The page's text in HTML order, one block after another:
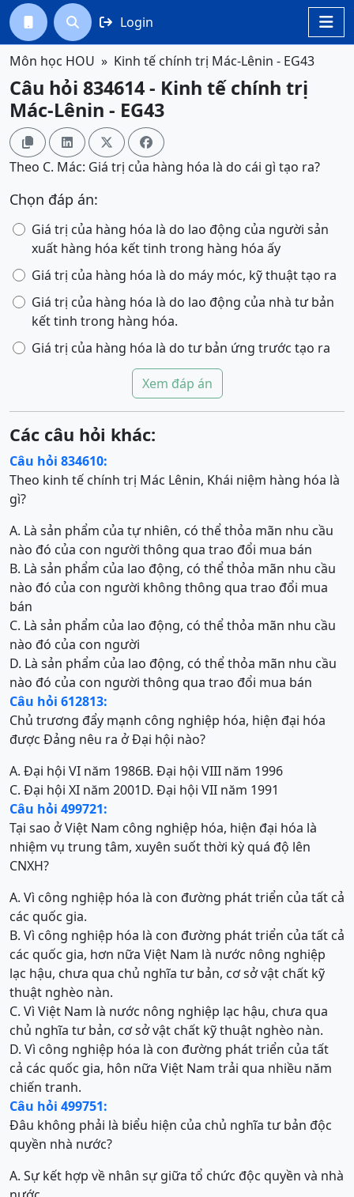

  Login
Môn học HOU Kinh tế chính trị Mác-Lênin - EG43
Câu hỏi 834614 - Kinh tế chính trị
Mác-Lênin - EG43
   
Theo C. Mác: Giá trị của hàng hóa là do cái gì tạo ra?
Chọn đáp án:
Giá trị của hàng hóa là do lao động của người sản
xuất hàng hóa kết tinh trong hàng hóa ấy
Giá trị của hàng hóa là do máy móc, kỹ thuật tạo ra
Giá trị của hàng hóa là do lao động của nhà tư bản
kết tinh trong hàng hóa.
Giá trị của hàng hóa là do tư bản ứng trước tạo ra
Xem đáp án
Các câu hỏi khác:
Câu hỏi 834610:
Theo kinh tế chính trị Mác Lênin, Khái niệm hàng hóa là
gì?
A. Là sản phẩm của tự nhiên, có thể thỏa mãn nhu cầu
nào đó của con người thông qua trao đổi mua bán
B. Là sản phẩm của lao động, có thể thỏa mãn nhu cầu
nào đó của con người không thông qua trao đổi mua
bán
C. Là sản phẩm của lao động, có thể thỏa mãn nhu cầu
nào đó của con người
D. Là sản phẩm của lao động, có thể thỏa mãn nhu cầu
nào đó của con người thông qua trao đổi mua bán
Câu hỏi 612813:
Chủ trương đẩy mạnh công nghiệp hóa, hiện đại hóa
được Đảng nêu ra ở Đại hội nào?
A. Đại hội VI năm 1986B. Đại hội VIII năm 1996
C. Đại hội XI năm 2001D. Đại hội VII năm 1991
Câu hỏi 499721:
Tại sao ở Việt Nam công nghiệp hóa, hiện đại hóa là
nhiệm vụ trung tâm, xuyên suốt thời kỳ quá độ lên
CNXH?
A. Vì công nghiệp hóa là con đường phát triển của tất cả
các quốc gia.
B. Vì công nghiệp hóa là con đường phát triển của tất cả
các quốc gia, hơn nữa Việt Nam là nước nông nghiệp
lạc hậu, chưa qua chủ nghĩa tư bản, cơ sở vật chất kỹ
thuật nghèo nàn.
C. Vì Việt Nam là nước nông nghiệp lạc hậu, chưa qua
chủ nghĩa tư bản, cơ sở vật chất kỹ thuật nghèo nàn.
D. Vì công nghiệp hóa là con đường phát triển của tất
cả các quốc gia, hôn nữa Việt Nam trải qua nhiều năm
chiến tranh.
Câu hỏi 499751:
Đâu không phải là biểu hiện của chủ nghĩa tư bản độc
quyền nhà nước?
A. Sự kết hợp về nhân sự giữa tổ chức độc quyền và nhà